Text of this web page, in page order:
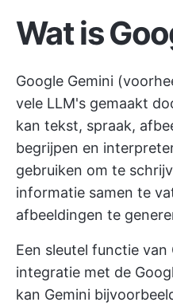
Wat is
Google Gemini
vele LLM's gemaakt
kan tekst, spraak,
begrijpen en
gebruiken om te
informatie samen te
afbeeldingen te
Een sleutel functie van
integratie met de
kan Gemini